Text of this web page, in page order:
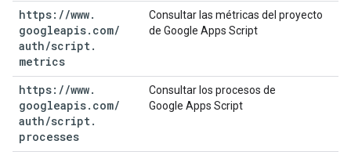
https: //www.
googleapis. com/
auth/script.
metrics
Consultar las métricas del proyecto
de Google Apps Script
https: //www.
googleapis. com/
auth/script.
processes
Consultar los procesos de
Google Apps Script